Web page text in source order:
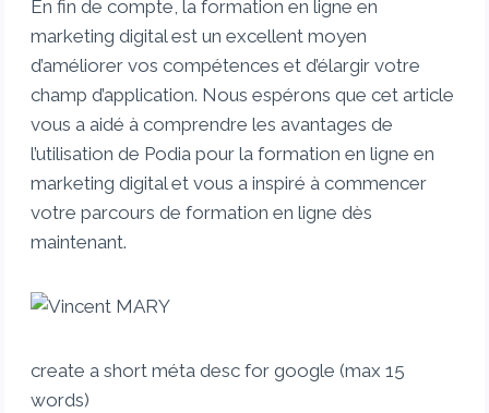
En fin de compte, la formation en ligne en
marketing digital est un excellent moyen
d’améliorer vos compétences et d’élargir votre
champ d’application. Nous espérons que cet article
vous a aidé à comprendre les avantages de
l’utilisation de Podia pour la formation en ligne en
marketing digital et vous a inspiré à commencer
votre parcours de formation en ligne dès
maintenant.
create a short méta desc for google (max 15
words)